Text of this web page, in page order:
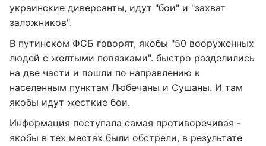
украинские диверсанты, идут "бои" и "захват
заложников".
В путинском ФСБ говорят, якобы "50 вооруженных
людей с желтыми повязками". быстро разделились
на две части и пошли по направлению к
населенным пунктам Любечаны и Сушаны. И там
якобы идут жесткие бои.
Информация поступала самая противоречивая -
якобы в тех местах были обстрели, в результате